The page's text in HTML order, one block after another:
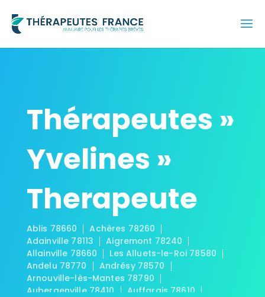
Thérapeutes »
Yvelines »
Therapeute
Ablis 78660
Achères 78260
Adainville 78113
Aigremont 78240
Allainville 78660
Les Alluets-le-Roi 78580
Andelu 78770
Andrésy 78570
Arnouville-lès-Mantes 78790
Aubergenville 78410
Auffargis 78610